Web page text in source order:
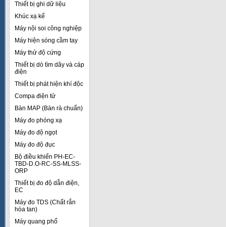
Thiết bị ghi dữ liệu
Khúc xạ kế
Máy nội soi công nghiệp
Máy hiện sóng cầm tay
Máy thử độ cứng
Thiết bị dò tìm dây và cáp
điện
Thiết bị phát hiện khí độc
Compa điện tử
Bàn MAP (Bàn rà chuẩn)
Máy đo phóng xạ
Máy đo độ ngọt
Máy đo độ đục
Bộ điều khiển PH-EC-
TBD-D.O-RC-SS-MLSS-
ORP
Thiết bị đo độ dẫn điện,
EC
Máy đo TDS (Chất rắn
hòa tan)
Máy quang phổ